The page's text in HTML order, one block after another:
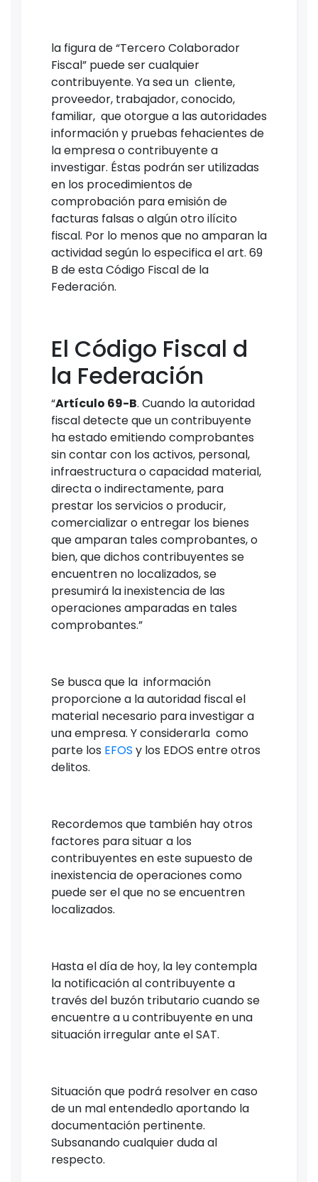
la figura de “Tercero Colaborador
Fiscal” puede ser cualquier
contribuyente. Ya sea un cliente,
proveedor, trabajador, conocido,
familiar, que otorgue a las autoridades
información y pruebas fehacientes de
la empresa o contribuyente a
investigar. Éstas podrán ser utilizadas
en los procedimientos de
comprobación para emisión de
facturas falsas o algún otro ilícito
fiscal. Por lo menos que no amparan la
actividad según lo especifica el art. 69
B de esta Código Fiscal de la
Federación.
El Código Fiscal d
la Federación
“Artículo 69-B. Cuando la autoridad
fiscal detecte que un contribuyente
ha estado emitiendo comprobantes
sin contar con los activos, personal,
infraestructura o capacidad material,
directa o indirectamente, para
prestar los servicios o producir,
comercializar o entregar los bienes
que amparan tales comprobantes, o
bien, que dichos contribuyentes se
encuentren no localizados, se
presumirá la inexistencia de las
operaciones amparadas en tales
comprobantes.”
Se busca que la información
proporcione a la autoridad fiscal el
material necesario para investigar a
una empresa. Y considerarla como
parte los EFOS y los EDOS entre otros
delitos.
Recordemos que también hay otros
factores para situar a los
contribuyentes en este supuesto de
inexistencia de operaciones como
puede ser el que no se encuentren
localizados.
Hasta el día de hoy, la ley contempla
la notificación al contribuyente a
través del buzón tributario cuando se
encuentre a u contribuyente en una
situación irregular ante el SAT.
Situación que podrá resolver en caso
de un mal entendedlo aportando la
documentación pertinente.
Subsanando cualquier duda al
respecto.